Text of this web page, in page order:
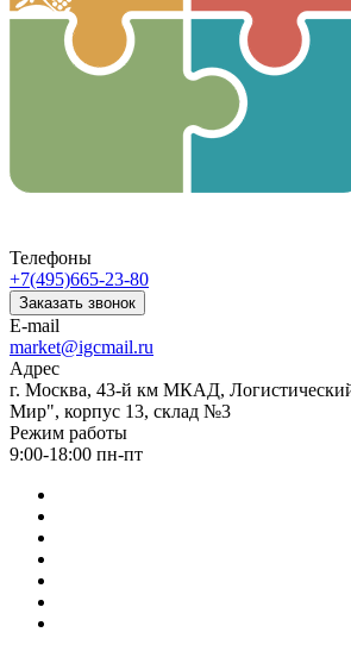
Телефоны
+7(495)665-23-80
Заказать звонок
E-mail
market@igcmail.ru
Адрес
г. Москва, 43-й км МКАД,
Мир", корпус 13, склад №3
Режим работы
9:00-18:00 пн-пт